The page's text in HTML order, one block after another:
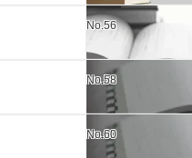
No.56
No.58
No.60